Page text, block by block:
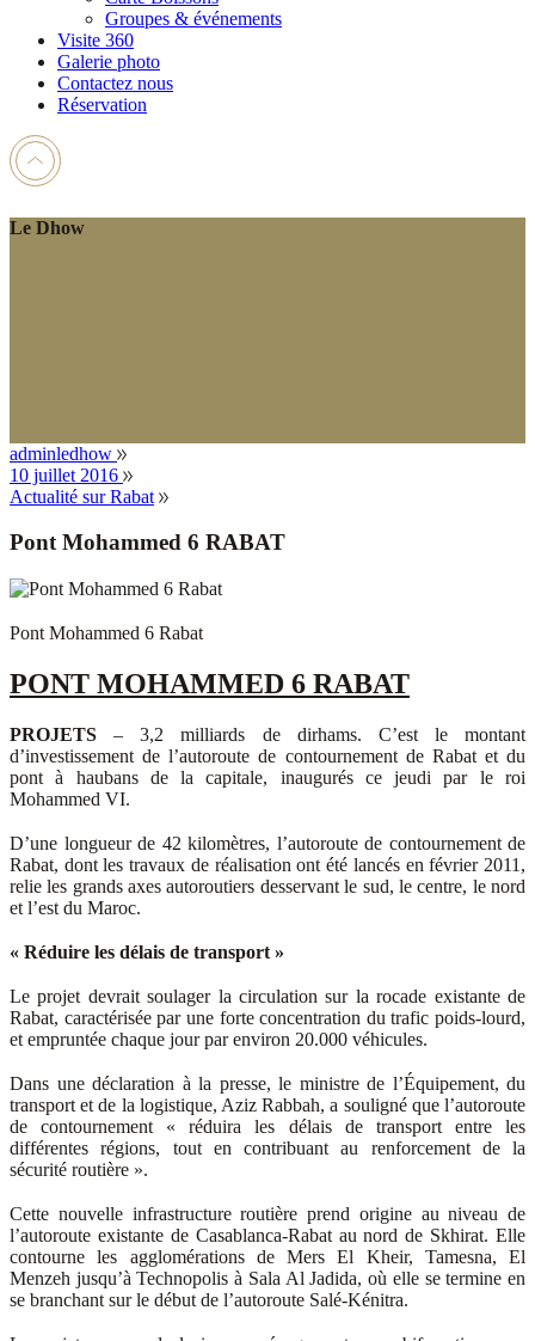
Groupes & événements
Visite 360
Galerie photo
Contactez nous
Réservation
Le Dhow
adminledhow
10 juillet 2016
Actualité sur Rabat
Pont Mohammed 6 RABAT
Pont Mohammed 6 Rabat
PONT MOHAMMED 6 RABAT
PROJETS – 3,2 milliards de dirhams. C’est le montant
d’investissement de l’autoroute de contournement de Rabat et du
pont à haubans de la capitale, inaugurés ce jeudi par le roi
Mohammed VI.
D’une longueur de 42 kilomètres, l’autoroute de contournement de
Rabat, dont les travaux de réalisation ont été lancés en février 2011,
relie les grands axes autoroutiers desservant le sud, le centre, le nord
et l’est du Maroc.
« Réduire les délais de transport »
Le projet devrait soulager la circulation sur la rocade existante de
Rabat, caractérisée par une forte concentration du trafic poids-lourd,
et empruntée chaque jour par environ 20.000 véhicules.
Dans une déclaration à la presse, le ministre de l’Équipement, du
transport et de la logistique, Aziz Rabbah, a souligné que l’autoroute
de contournement « réduira les délais de transport entre les
différentes régions, tout en contribuant au renforcement de la
sécurité routière ».
Cette nouvelle infrastructure routière prend origine au niveau de
l’autoroute existante de Casablanca-Rabat au nord de Skhirat. Elle
contourne les agglomérations de Mers El Kheir, Tamesna, El
Menzeh jusqu’à Technopolis à Sala Al Jadida, où elle se termine en
se branchant sur le début de l’autoroute Salé-Kénitra.